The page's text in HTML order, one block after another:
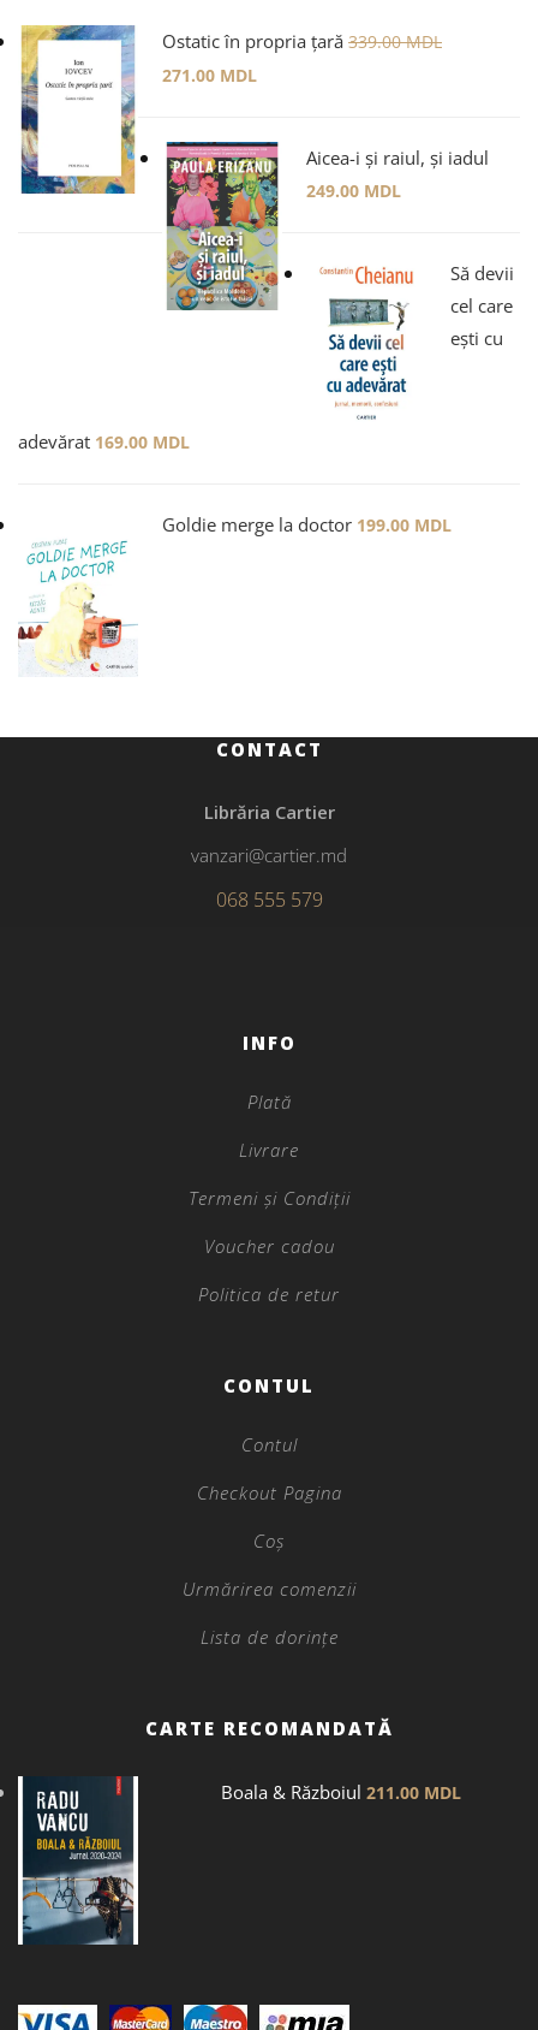
Ostatic în propria țară 339.00MDL
271.00 MDL
Aicea-i și raiul, și iadul
249.00 MDL
Să devii
cel care
ești cu
adevărat 169.00 MDL
Goldie merge la doctor 199.00 MDL
CONTACT
Librăria Cartier
vanzari@cartier.md
068 555 579
INFO
Plată
Livrare
Termeni și Condiții
Voucher cadou
Politica de retur
CONTUL
Contul
Checkout Pagina
Coș
Urmărirea comenzii
Lista de dorințe
CARTE RECOMANDATĂ
Boala & Războiul 211.00 MDL